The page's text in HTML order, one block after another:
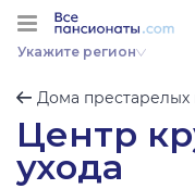
Укажите регион
Дома престарелых
Центр
ухода